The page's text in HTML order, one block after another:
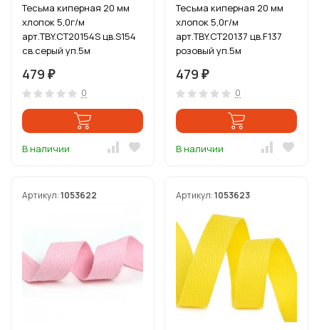
Тесьма киперная 20 мм
хлопок 5,0г/м
арт.TBY.CT20154S цв.S154
св.серый уп.5м
479 ₽
0
В наличии
Тесьма киперная 20 мм
хлопок 5,0г/м
арт.TBY.CT20137 цв.F137
розовый уп.5м
479 ₽
0
В наличии
Артикул:1053622 Артикул:1053623